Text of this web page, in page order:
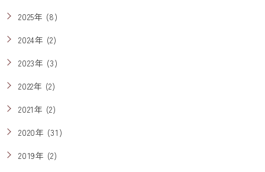
2025年 (8)
2024年 (2)
2023年 (3)
2022年 (2)
2021年 (2)
2020年 (31)
2019年 (2)